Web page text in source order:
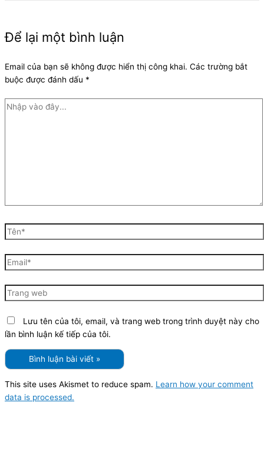
Để lại một bình luận
Email của bạn sẽ không được hiển thị công khai. Các trường bắt
buộc được đánh dấu *
Lưu tên của tôi, email, và trang web trong trình duyệt này cho
lần bình luận kế tiếp của tôi.
This site uses Akismet to reduce spam. Learn how your comment
data is processed.